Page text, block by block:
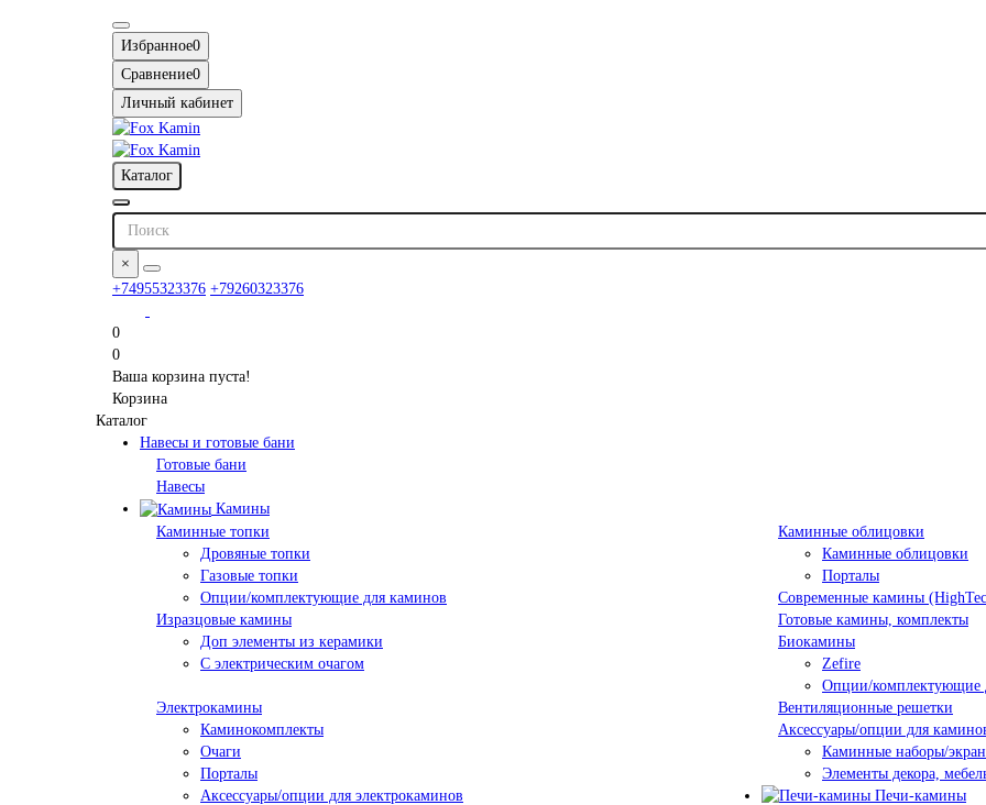
Избранное0
Сравнение0
Личный кабинет
Каталог
×
+74955323376 +79260323376
0
0
Ваша корзина пуста!
Корзина
Каталог
Навесы и готовые бани
Готовые бани
Навесы
Камины
Каминные топки
Дровяные топки
Газовые топки
Опции/комплектующие для каминов
Каминные облицовки
Каминные облицовки
Порталы
Современные камины
Изразцовые камины
Доп элементы из керамики
С электрическим очагом
Готовые камины, комплекты
Биокамины
Zefire
Опции/комплектующие
Электрокамины
Каминокомплекты
Очаги
Порталы
Аксессуары/опции для электрокаминов
Вентиляционные решетки
Аксессуары/опции для
Каминные наборы/
Элементы декора,
Печи-камины